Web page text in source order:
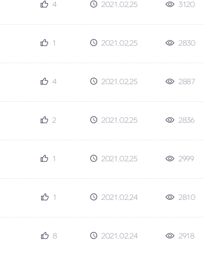
4 2021.02.25 3120
1 2021.02.25 2830
4 2021.02.25 2887
2 2021.02.25 2836
1 2021.02.25 2999
1 2021.02.24 2810
8 2021.02.24 2918